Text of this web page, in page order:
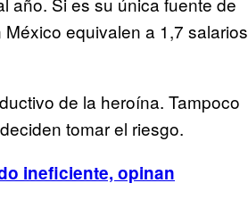
equivalen a 1,7 salarios
de la heroína. Tampoco
tomar el riesgo.
ineficiente, opinan